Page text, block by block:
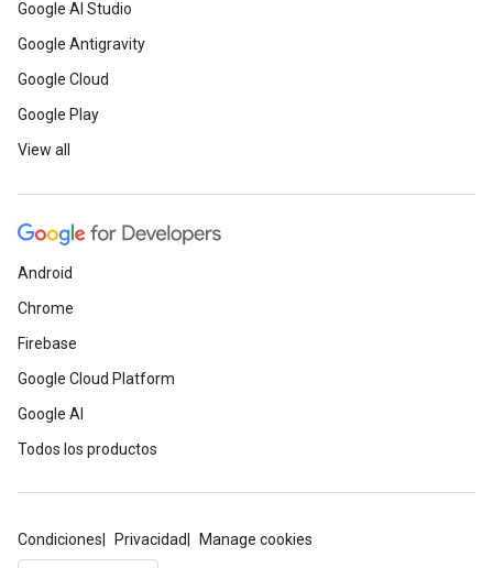
Google AI Studio
Google Antigravity
Google Cloud
Google Play
View all
Android
Chrome
Firebase
Google Cloud Platform
Google AI
Todos los productos
Condiciones Privacidad Manage cookies